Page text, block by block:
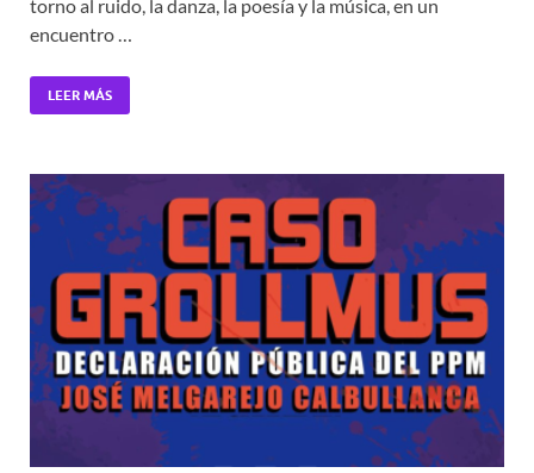
torno al ruido, la danza, la poesía y la música, en un
encuentro …
LEER MÁS